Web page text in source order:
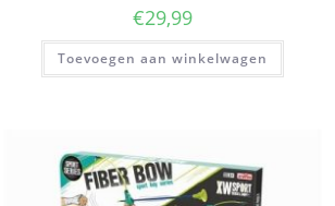
€29,99
Toevoegen aan winkelwagen